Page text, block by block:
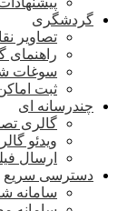
گردشگری
تصاویر
راهنمای
سوغات
ثبت
چندرسانه ای
گالری
ویدئو
ارسال
دسترسی سریع
سامانه